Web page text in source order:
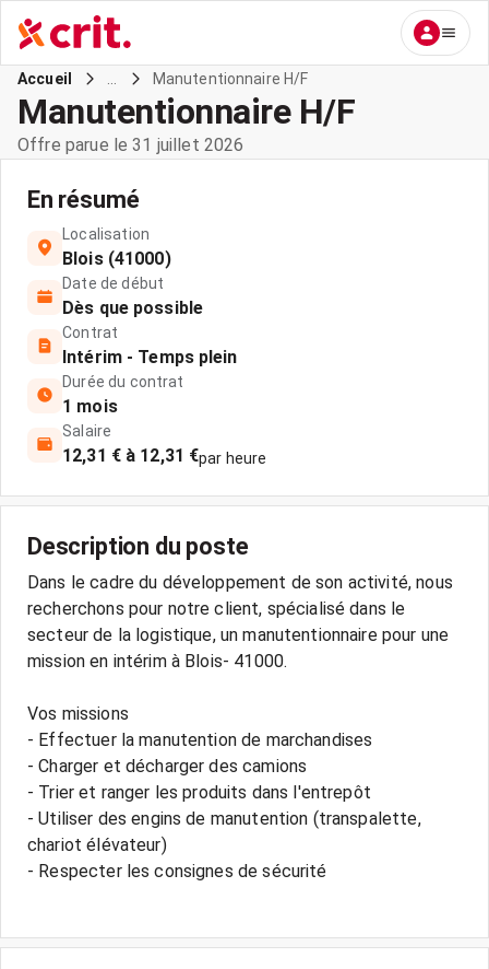
Accueil Manutentionnaire H/F
Manutentionnaire H/F
Offre parue le 31 juillet 2026
En résumé
Localisation
Blois (41000)
Date de début
Dès que possible
Contrat
Intérim - Temps plein
Durée du contrat
1 mois
Salaire
12,31 € à 12,31 €par heure
Description du poste
Dans le cadre du développement de son activité, nous
recherchons pour notre client, spécialisé dans le
secteur de la logistique, un manutentionnaire pour une
mission en intérim à Blois- 41000.
Vos missions
- Effectuer la manutention de marchandises
- Charger et décharger des camions
- Trier et ranger les produits dans l'entrepôt
- Utiliser des engins de manutention (transpalette,
chariot élévateur)
- Respecter les consignes de sécurité